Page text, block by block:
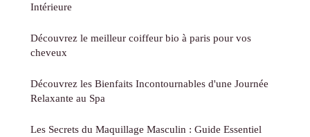
Intérieure
Découvrez le meilleur coiffeur bio à paris pour vos
cheveux
Découvrez les Bienfaits Incontournables d'une Journée
Relaxante au Spa
Les Secrets du Maquillage Masculin : Guide Essentiel